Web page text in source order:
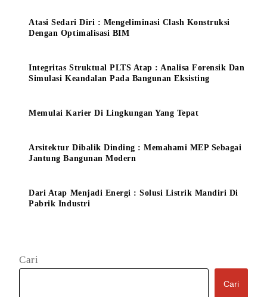
Atasi Sedari Diri : Mengeliminasi Clash Konstruksi
Dengan Optimalisasi BIM
Integritas Struktual PLTS Atap : Analisa Forensik Dan
Simulasi Keandalan Pada Bangunan Eksisting
Memulai Karier Di Lingkungan Yang Tepat
Arsitektur Dibalik Dinding : Memahami MEP Sebagai
Jantung Bangunan Modern
Dari Atap Menjadi Energi : Solusi Listrik Mandiri Di
Pabrik Industri
Cari
Cari